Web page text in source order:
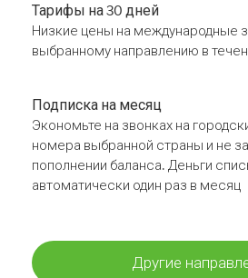
Тарифы на 30 дней
Низкие цены на международные
выбранному направлению в
Подписка на месяц
Экономьте на звонках на
номера выбранной страны и не
пополнении баланса. Деньги
автоматически один раз в месяц
Другие